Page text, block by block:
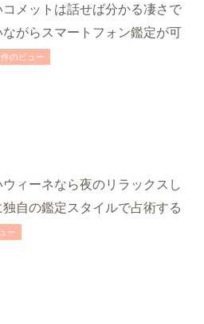
コメットは話せば分かる凄さで
ながらスマートフォン鑑定が可
のビュー
ウィーネなら夜のリラックスし
独自の鑑定スタイルで占術する
ー